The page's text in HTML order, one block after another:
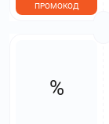
ПРОМОКОД
%